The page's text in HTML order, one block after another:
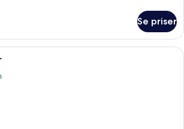
Se priser
En balkong med ett bord dukat för